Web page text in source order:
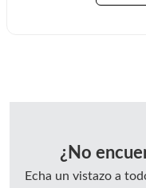
¿No
Echa un vistazo a